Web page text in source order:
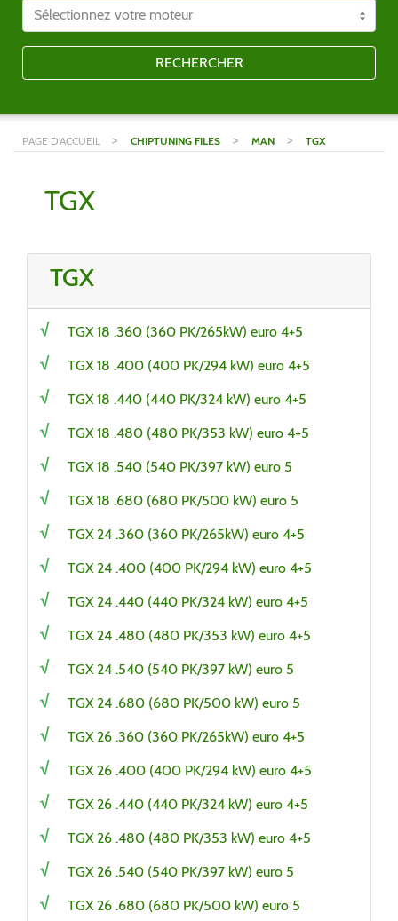
RECHERCHER
PAGE D'ACCUEIL > CHIPTUNING FILES > MAN > TGX
TGX
TGX
TGX 18 .360 (360 PK/265kW) euro 4+5
TGX 18 .400 (400 PK/294 kW) euro 4+5
TGX 18 .440 (440 PK/324 kW) euro 4+5
TGX 18 .480 (480 PK/353 kW) euro 4+5
TGX 18 .540 (540 PK/397 kW) euro 5
TGX 18 .680 (680 PK/500 kW) euro 5
TGX 24 .360 (360 PK/265kW) euro 4+5
TGX 24 .400 (400 PK/294 kW) euro 4+5
TGX 24 .440 (440 PK/324 kW) euro 4+5
TGX 24 .480 (480 PK/353 kW) euro 4+5
TGX 24 .540 (540 PK/397 kW) euro 5
TGX 24 .680 (680 PK/500 kW) euro 5
TGX 26 .360 (360 PK/265kW) euro 4+5
TGX 26 .400 (400 PK/294 kW) euro 4+5
TGX 26 .440 (440 PK/324 kW) euro 4+5
TGX 26 .480 (480 PK/353 kW) euro 4+5
TGX 26 .540 (540 PK/397 kW) euro 5
TGX 26 .680 (680 PK/500 kW) euro 5